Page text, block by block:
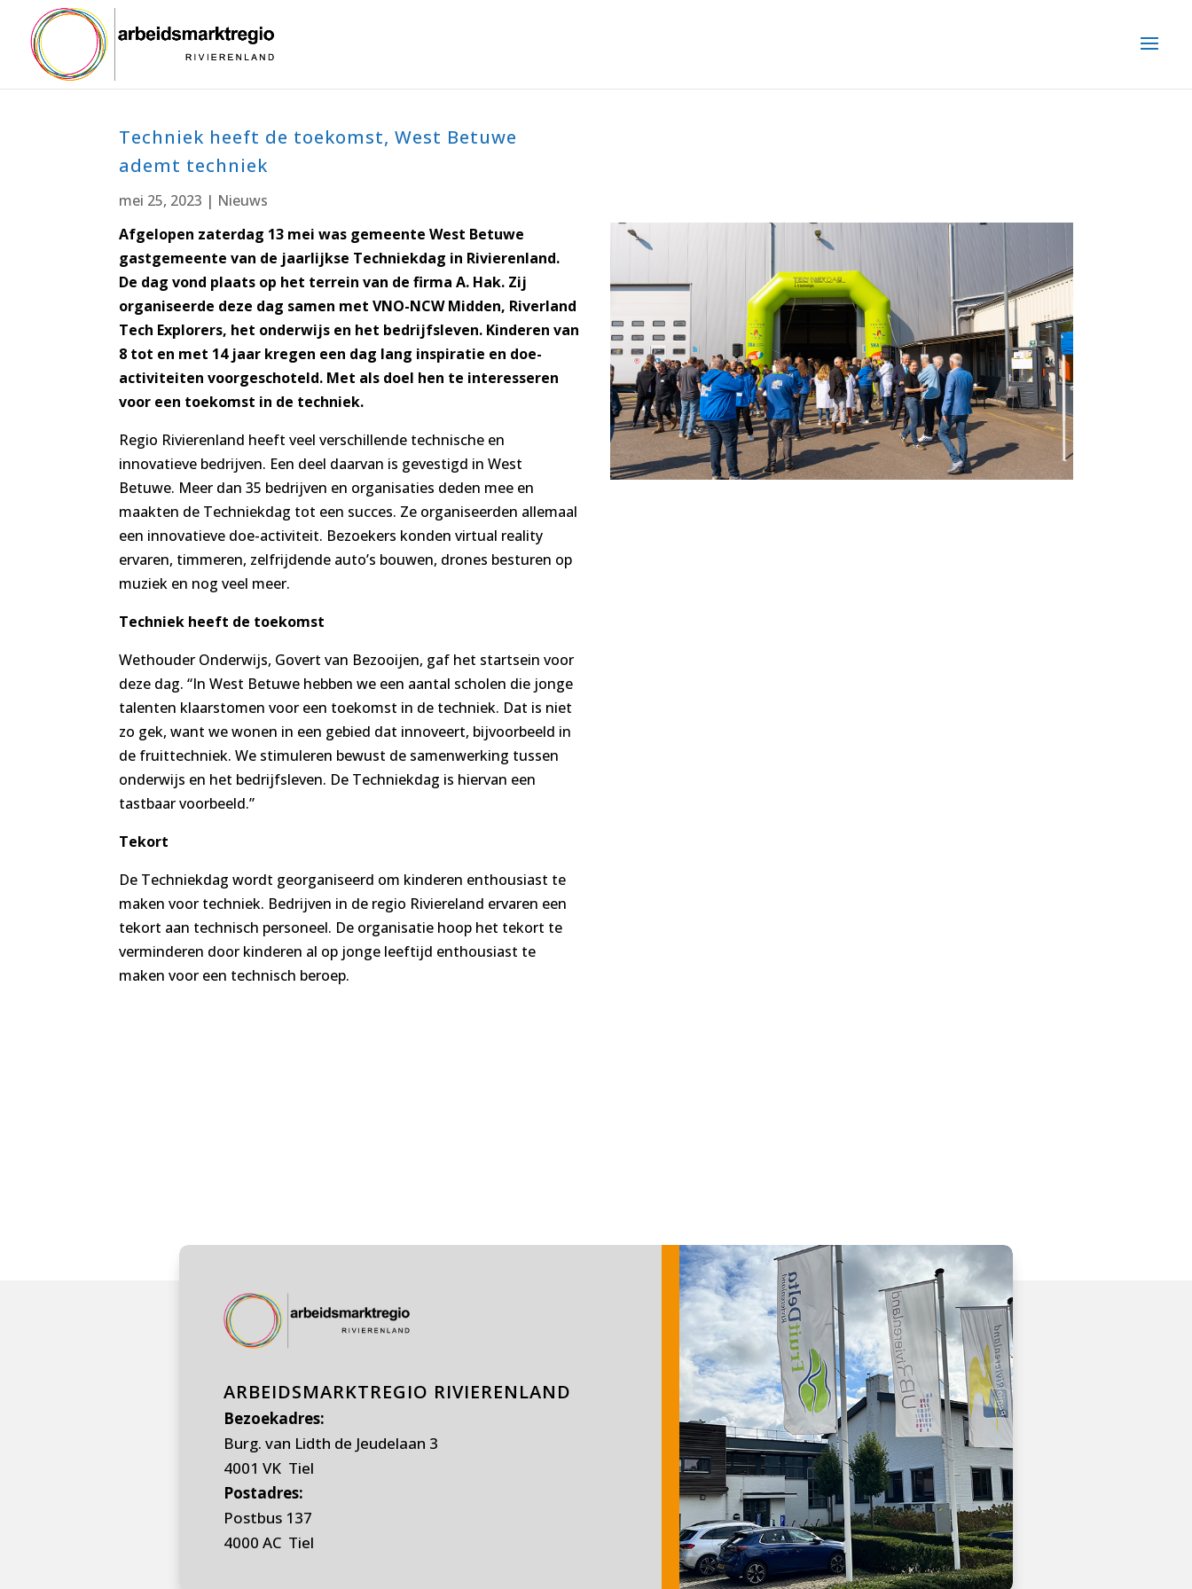
Techniek heeft de toekomst, West Betuwe
ademt techniek
mei 25, 2023 | Nieuws
Afgelopen zaterdag 13 mei was gemeente West Betuwe
gastgemeente van de jaarlijkse Techniekdag in Rivierenland.
De dag vond plaats op het terrein van de firma A. Hak. Zij
organiseerde deze dag samen met VNO-NCW Midden, Riverland
Tech Explorers, het onderwijs en het bedrijfsleven. Kinderen van
8 tot en met 14 jaar kregen een dag lang inspiratie en doe-
activiteiten voorgeschoteld. Met als doel hen te interesseren
voor een toekomst in de techniek.
Regio Rivierenland heeft veel verschillende technische en
innovatieve bedrijven. Een deel daarvan is gevestigd in West
Betuwe. Meer dan 35 bedrijven en organisaties deden mee en
maakten de Techniekdag tot een succes. Ze organiseerden allemaal
een innovatieve doe-activiteit. Bezoekers konden virtual reality
ervaren, timmeren, zelfrijdende auto’s bouwen, drones besturen op
muziek en nog veel meer.
Techniek heeft de toekomst
Wethouder Onderwijs, Govert van Bezooijen, gaf het startsein voor
deze dag. “In West Betuwe hebben we een aantal scholen die jonge
talenten klaarstomen voor een toekomst in de techniek. Dat is niet
zo gek, want we wonen in een gebied dat innoveert, bijvoorbeeld in
de fruittechniek. We stimuleren bewust de samenwerking tussen
onderwijs en het bedrijfsleven. De Techniekdag is hiervan een
tastbaar voorbeeld.”
Tekort
De Techniekdag wordt georganiseerd om kinderen enthousiast te
maken voor techniek. Bedrijven in de regio Riviereland ervaren een
tekort aan technisch personeel. De organisatie hoop het tekort te
verminderen door kinderen al op jonge leeftijd enthousiast te
maken voor een technisch beroep.
ARBEIDSMARKTREGIO RIVIERENLAND
Bezoekadres:
Burg. van Lidth de Jeudelaan 3
4001 VK Tiel
Postadres:
Postbus 137
4000 AC Tiel